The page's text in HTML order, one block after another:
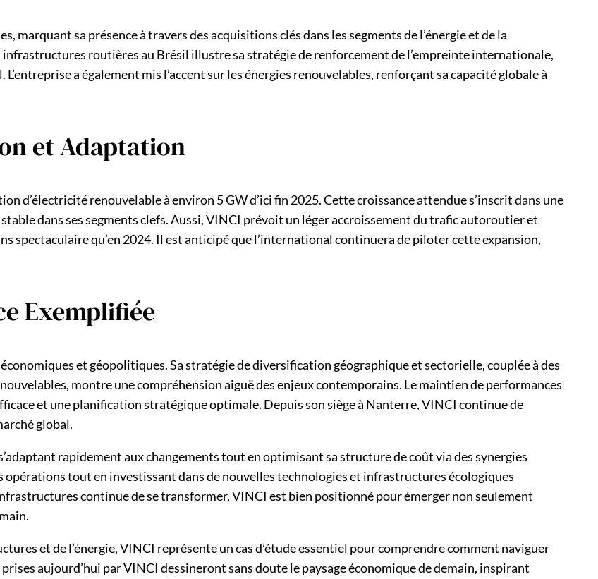
sa présence à travers des acquisitions clés dans les segments de l’énergie et de la
infrastructures routières au Brésil illustre sa stratégie de renforcement de l’empreinte internationale,
a également mis l’accent sur les énergies renouvelables, renforçant sa capacité globale à
et Adaptation
d’électricité renouvelable à environ 5 GW d’ici fin 2025. Cette croissance attendue s’inscrit dans une
dans ses segments clefs. Aussi, VINCI prévoit un léger accroissement du trafic autoroutier et
spectaculaire qu’en 2024. Il est anticipé que l’international continuera de piloter cette expansion,
Exemplifiée
et géopolitiques. Sa stratégie de diversification géographique et sectorielle, couplée à des
montre une compréhension aiguë des enjeux contemporains. Le maintien de performances
et une planification stratégique optimale. Depuis son siège à Nanterre, VINCI continue de
global.
rapidement aux changements tout en optimisant sa structure de coût via des synergies
opérations tout en investissant dans de nouvelles technologies et infrastructures écologiques
continue de se transformer, VINCI est bien positionné pour émerger non seulement
et de l’énergie, VINCI représente un cas d’étude essentiel pour comprendre comment naviguer
aujourd’hui par VINCI dessineront sans doute le paysage économique de demain, inspirant